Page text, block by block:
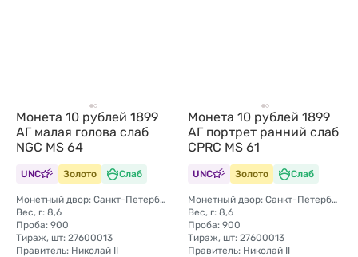
Монета 10 рублей 1899
АГ малая голова слаб
NGC MS 64
UNC Золото Слаб
Монетный двор: Санкт-Петербургский монетный двор
Вес, г: 8,6
Проба: 900
Тираж, шт: 27600013
Правитель: Николай II
Монета 10 рублей 1899
АГ портрет ранний слаб
CPRC MS 61
UNC Золото Слаб
Монетный двор: Санкт-Петербургский монетный двор
Вес, г: 8,6
Проба: 900
Тираж, шт: 27600013
Правитель: Николай II